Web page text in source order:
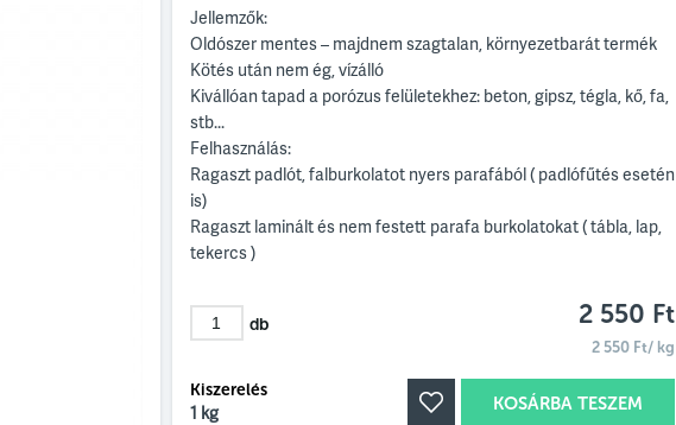
Jellemzők:
Oldószer mentes – majdnem szagtalan, környezetbarát termék
Kötés után nem ég, vízálló
Kivállóan tapad a porózus felületekhez: beton, gipsz, tégla, kő, fa,
stb...
Felhasználás:
Ragaszt padlót, falburkolatot nyers parafából ( padlófűtés esetén
is)
Ragaszt laminált és nem festett parafa burkolatokat ( tábla, lap,
tekercs )
db 2 550 Ft
2 550 Ft/ kg
Kiszerelés
1 kg KOSÁRBA TESZEM